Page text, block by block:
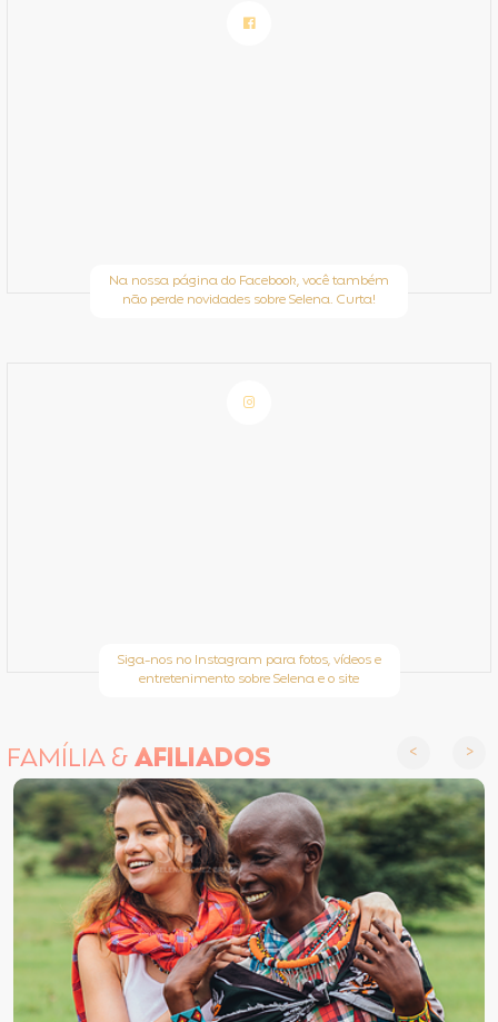
Na nossa página do Facebook, você também
não perde novidades sobre Selena. Curta!
Siga-nos no Instagram para fotos, vídeos e
entretenimento sobre Selena e o site
FAMÍLIA &AFILIADOS